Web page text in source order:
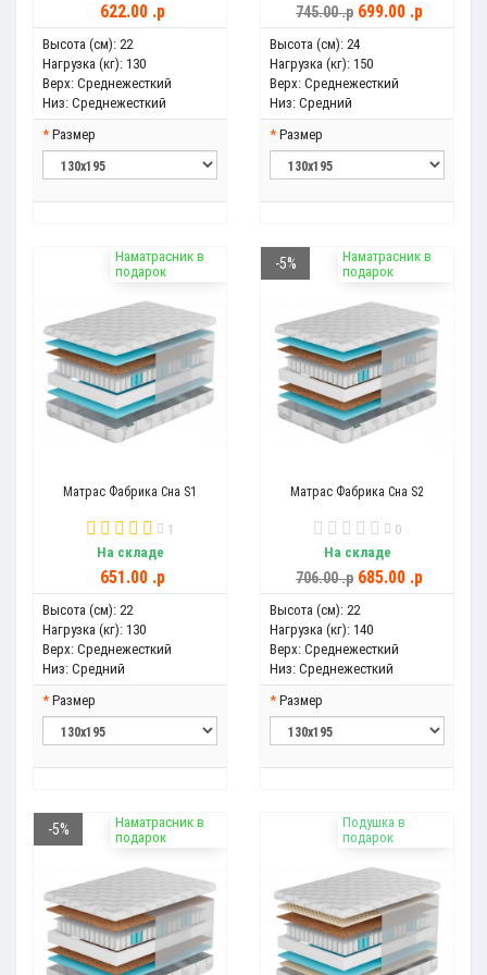
622.00 .p
Высота (см): 22
Нагрузка (кг): 130
Верх: Среднежесткий
Низ: Среднежесткий
Размер
745.00 .p 699.00 .p
Высота (см): 24
Нагрузка (кг): 150
Верх: Среднежесткий
Низ: Средний
Размер
Наматрасник в
подарок
Матрас Фабрика Сна S1
1
На складе
651.00 .p
Высота (см): 22
Нагрузка (кг): 130
Верх: Среднежесткий
Низ: Средний
Размер
Наматрасник в
подарок
-5%
Матрас Фабрика Сна S2
0
На складе
706.00 .p 685.00 .p
Высота (см): 22
Нагрузка (кг): 140
Верх: Среднежесткий
Низ: Среднежесткий
Размер
Наматрасник в
подарок
-5%
Подушка в
подарок